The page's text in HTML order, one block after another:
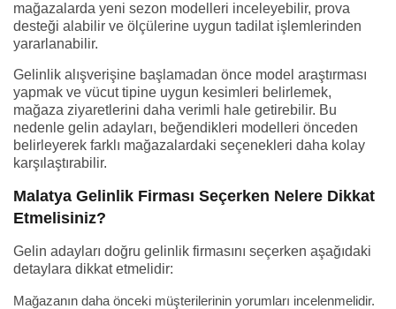
mağazalarda yeni sezon modelleri inceleyebilir, prova
desteği alabilir ve ölçülerine uygun tadilat işlemlerinden
yararlanabilir.
Gelinlik alışverişine başlamadan önce model araştırması
yapmak ve vücut tipine uygun kesimleri belirlemek,
mağaza ziyaretlerini daha verimli hale getirebilir. Bu
nedenle gelin adayları, beğendikleri modelleri önceden
belirleyerek farklı mağazalardaki seçenekleri daha kolay
karşılaştırabilir.
Malatya Gelinlik Firması Seçerken Nelere Dikkat
Etmelisiniz?
Gelin adayları doğru gelinlik firmasını seçerken aşağıdaki
detaylara dikkat etmelidir:
Mağazanın daha önceki müşterilerinin yorumları incelenmelidir.